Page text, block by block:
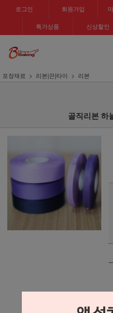
로그인 회원가입
특가상품 신상할인
포장재료 리본|끈|타이 리본
골직리본 하